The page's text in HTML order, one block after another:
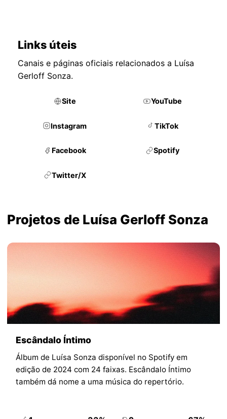
Links úteis
Canais e páginas oficiais relacionados a Luísa
Gerloff Sonza.
Site YouTube
Instagram TikTok
Facebook Spotify
Twitter/X
Projetos de Luísa Gerloff Sonza
Escândalo Íntimo
Álbum de Luísa Sonza disponível no Spotify em
edição de 2024 com 24 faixas. Escândalo Íntimo
também dá nome a uma música do repertório.